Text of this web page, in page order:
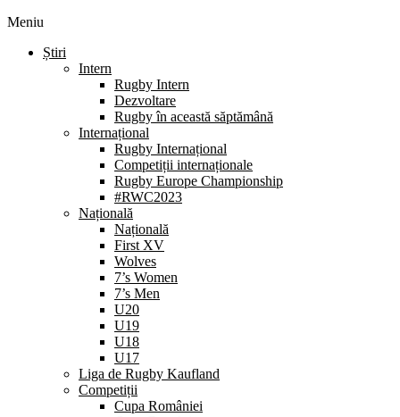
Meniu
Știri
Intern
Rugby Intern
Dezvoltare
Rugby în această săptămână
Internațional
Rugby Internațional
Competiții internaționale
Rugby Europe Championship
#RWC2023
Națională
Națională
First XV
Wolves
7’s Women
7’s Men
U20
U19
U18
U17
Liga de Rugby Kaufland
Competiții
Cupa României